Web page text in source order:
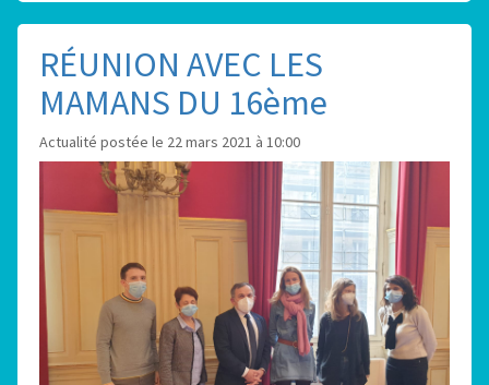
RÉUNION AVEC LES
MAMANS DU 16ème
Actualité postée le 22 mars 2021 à 10:00